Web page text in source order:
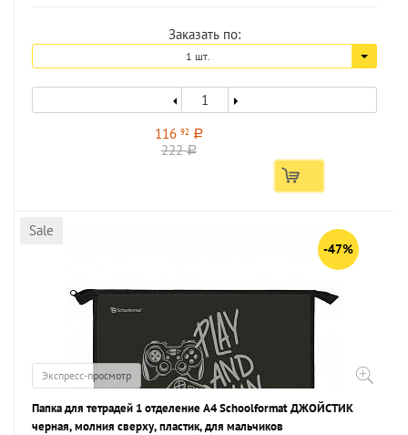
Заказать по:
1 шт.
116 92 a
222a
Sale
-47%
Экспресс-просмотр
Папка для тетрадей 1 отделение А4 Schoolformat ДЖОЙСТИК
черная, молния сверху, пластик, для мальчиков